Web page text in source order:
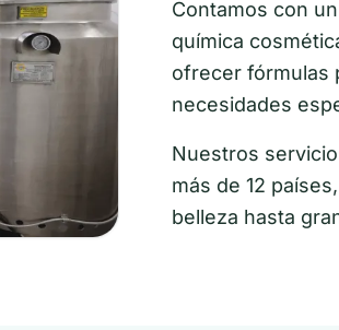
Contamos con
química
ofrecer fórmulas
necesidades
Nuestros
más de 12
belleza hasta